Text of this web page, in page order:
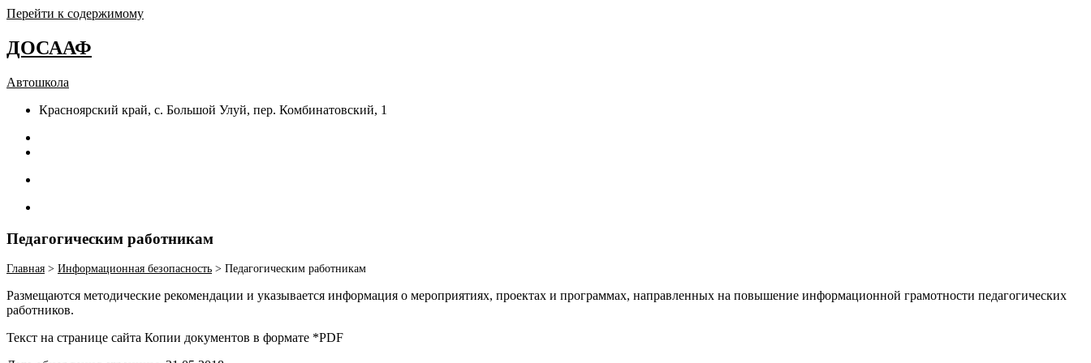
Перейти к содержимому
ДОСААФ
Автошкола
Красноярский край, с. Большой Улуй, пер. Комбинатовский, 1
Педагогическим работникам
Главная > Информационная безопасность > Педагогическим работникам
Размещаются методические рекомендации и указывается информация о мероприятиях, проектах и программах, направленных на повышение информационной грамотности педагогических
работников.
Текст на странице сайта Копии документов в формате *PDF